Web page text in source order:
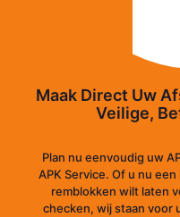
Maak Direct Uw
Veilige,
Plan nu eenvoudig uw
APK Service. Of u nu
remblokken wilt laten
checken, wij staan voor